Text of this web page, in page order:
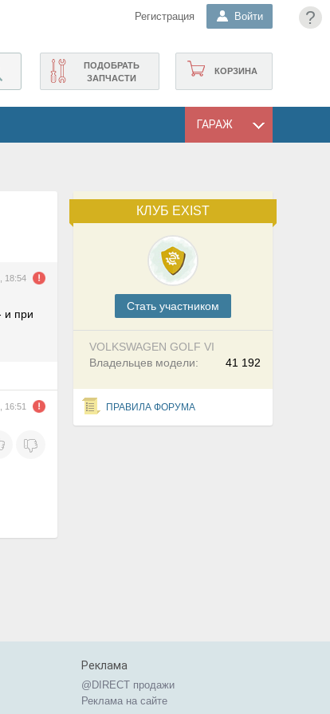
?
Регистрация Войти
КОРЗИНА
ПОДОБРАТЬ
ЗАПЧАСТИ
ГАРАЖ
КЛУБ EXIST
Cтать участником
VOLKSWAGEN GOLF VI
41 192
Владельцев модели:
ПРАВИЛА ФОРУМА
18:54
и при
16:51
Реклама
@DIRECT продажи
Реклама на сайте